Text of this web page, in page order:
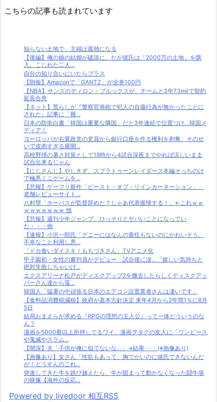
こちらの記事も読まれています
知らない土地で、主婦は孤独になる
【後編】俺の娘の結婚が破談に。だが彼氏は「2000万の土地」を購
入。こじれた二人...
自分の知り合いにいたらプラス
【朗報】Amazonで「GANTZ」が全巻100円
【NBA】サンズのディロン・ブルックスが、チームと3年73milで契約
延長合意
【ネット】荒らしが『警察官発砲で犯人の自傷行為が無かったことに
された』記事に「難...
日本の防衛白書「韓国は重要な隣国」だと3年連続で位置づけ…韓国メ
ディア！
ヨーロッパが右翼政党の党員から銀行口座を作る権利を剥奪、そのせ
いで皮肉すぎる展開...
高校野球の暑さ対策として18時から4試合深夜までやれば涼しいまま
試合出来るじゃん
【にじさんじ】やしきず、スプラトゥーンレイダース本編そっちのけ
で極悪ミニゲームを...
【悲報】ゲーフリ新作「ビースト・オブ・リインカーネーション」、
老舗レビューサイト...
八村塁「ホーバスが監督辞めた？じゃあ代表復帰する！」←これｗｗ
ｗｗｗｗｗｗｗ 他
【悲報】週刊少年ジャンプ、ひっそりとヤバいことになってい
た・・・他
【速報】小沢一郎氏「デニーにはなんの責任もないのにかわいそう、
不幸なこと利用し悪...
「ドカ食いダイスキ！もちづきさん」TVアニメ化
甲子園初・女性の審判員がデビュー 試合後に涙…「嬉しい気持ちと
絶対失敗しちゃいけ...
エクスアリーナ松戸がディスクアップ2を撤去したらしくディスクアッ
パーさん達から落...
韓国人「猛暑の中頑張る日本のエアコン設置業者さんは凄いです」
【食料品消費税減税】政府が基本方針決定 来年4月から2年間1％に8月
5日
結局おまえらが求める『RPGの理想の主人公』って一体どういうのな
ん？
漫画を5000冊以上所持してるワイ、漫画ヲタクの友人に「ワンピース
や鬼滅やスラム...
【闇深】夫「子供が俺に似てないな…」→結果････ (※画像あり)
【画像あり】女さん「性欲もあって、胸でかいのに彼氏できないんだ
が！どうすんのこれ...
突進してきた牛を跳び越えたら、牛が固まって動かなくなった闘牛場
の映像【海外の反応...
Powered by livedoor 相互RSS